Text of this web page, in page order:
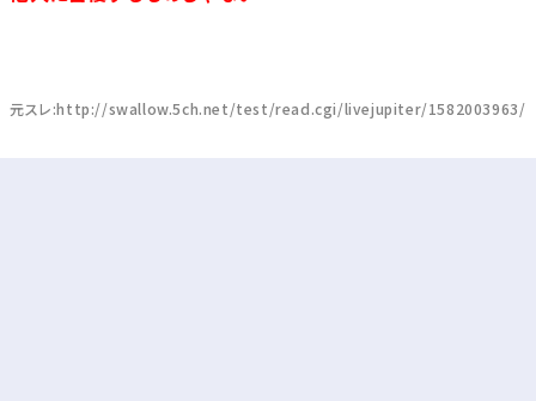
元スレ:http://swallow.5ch.net/test/read.cgi/livejupiter/1582003963/